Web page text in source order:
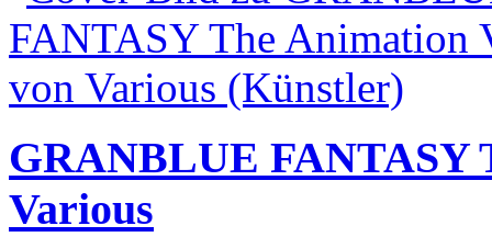
GRANBLUE FANTASY
Various